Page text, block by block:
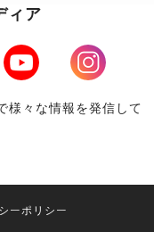
ィア
Youtube
Instagram
様々な情報を発信して
ーポリシー